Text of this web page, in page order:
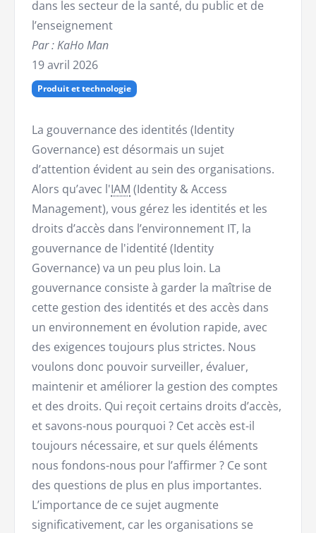
dans les secteur de la santé, du public et de
l’enseignement
Par : KaHo Man
19 avril 2026
Produit et technologie
La gouvernance des identités (Identity
Governance) est désormais un sujet
d’attention évident au sein des organisations.
Alors qu’avec l'IAM (Identity & Access
Management), vous gérez les identités et les
droits d’accès dans l’environnement IT, la
gouvernance de l'identité (Identity
Governance) va un peu plus loin. La
gouvernance consiste à garder la maîtrise de
cette gestion des identités et des accès dans
un environnement en évolution rapide, avec
des exigences toujours plus strictes. Nous
voulons donc pouvoir surveiller, évaluer,
maintenir et améliorer la gestion des comptes
et des droits. Qui reçoit certains droits d’accès,
et savons-nous pourquoi ? Cet accès est-il
toujours nécessaire, et sur quels éléments
nous fondons-nous pour l’affirmer ? Ce sont
des questions de plus en plus importantes.
L’importance de ce sujet augmente
significativement, car les organisations se